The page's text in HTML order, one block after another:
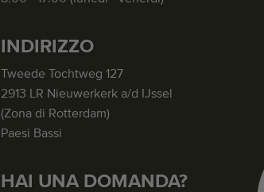
INDIRIZZO
Tweede Tochtweg 127
2913 LR Nieuwerkerk a/d IJssel
(Zona di Rotterdam)
Paesi Bassi
HAI UNA DOMANDA?